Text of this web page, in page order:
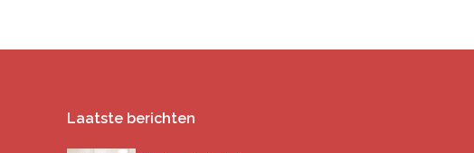
Laatste berichten